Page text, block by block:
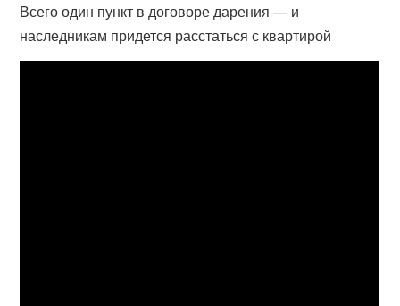
Всего один пункт в договоре дарения — и
наследникам придется расстаться с квартирой